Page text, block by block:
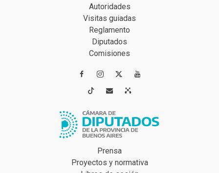
Autoridades
Visitas guiadas
Reglamento
Diputados
Comisiones
 
 
Prensa
Proyectos y normativa